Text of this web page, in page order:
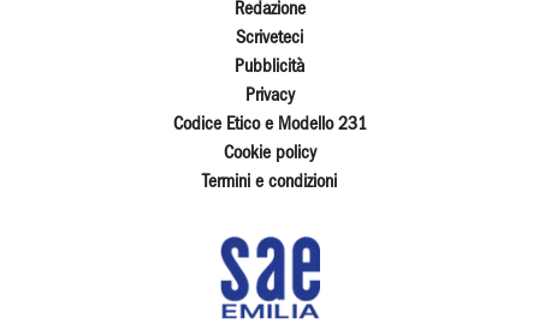
Redazione
Scriveteci
Pubblicità
Privacy
Codice Etico e Modello 231
Cookie policy
Termini e condizioni